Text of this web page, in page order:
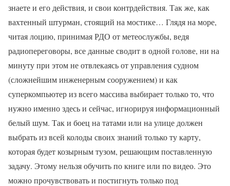
знаете и его действия, и свои контрдействия. Так же, как
вахтенный штурман, стоящий на мостике… Глядя на море,
читая лоцию, принимая РДО от метеослужбы, ведя
радиопереговоры, все данные сводит в одной голове, ни на
минуту при этом не отвлекаясь от управления судном
(сложнейшим инженерным сооружением) и как
суперкомпьютер из всего массива выбирает только то, что
нужно именно здесь и сейчас, игнорируя информационный
белый шум. Так и боец на татами или на улице должен
выбрать из всей колоды своих знаний только ту карту,
которая будет козырным тузом, решающим поставленную
задачу. Этому нельзя обучить по книге или по видео. Это
можно прочувствовать и постигнуть только под